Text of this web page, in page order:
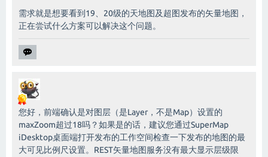
需求就是想要看到19、20级的天地图及超图发布的矢量地图，
正在尝试什么方案可以解决这个问题。
您好，前端确认是对图层（是Layer，不是Map）设置的
maxZoom超过18吗？如果是的话，建议您通过SuperMap
iDesktop桌面端打开发布的工作空间检查一下发布的地图的最
大可见比例尺设置。REST矢量地图服务没有最大显示层级限